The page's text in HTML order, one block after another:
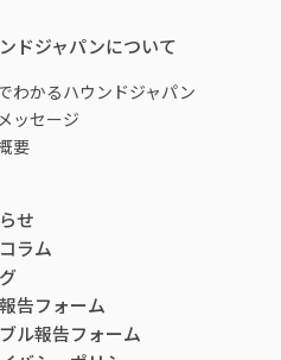
ドジャパンについて
わかるハウンドジャパン
ッセージ
要
せ
ラム
告フォーム
ル報告フォーム